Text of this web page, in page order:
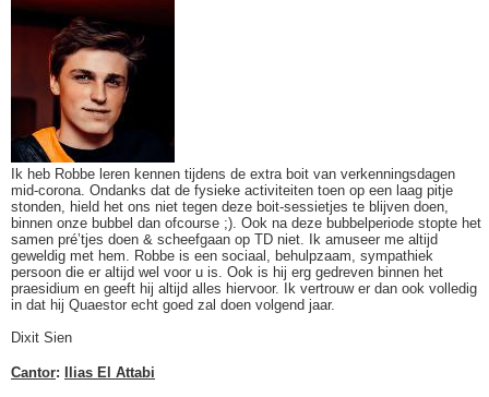
Ik heb Robbe leren kennen tijdens de extra boit van verkenningsdagen
mid-corona. Ondanks dat de fysieke activiteiten toen op een laag pitje
stonden, hield het ons niet tegen deze boit-sessietjes te blijven doen,
binnen onze bubbel dan ofcourse ;). Ook na deze bubbelperiode stopte het
samen pré’tjes doen & scheefgaan op TD niet. Ik amuseer me altijd
geweldig met hem. Robbe is een sociaal, behulpzaam, sympathiek
persoon die er altijd wel voor u is. Ook is hij erg gedreven binnen het
praesidium en geeft hij altijd alles hiervoor. Ik vertrouw er dan ook volledig
in dat hij Quaestor echt goed zal doen volgend jaar.
Dixit Sien
Cantor: Ilias El Attabi